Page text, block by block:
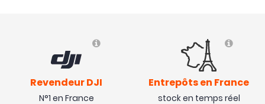
Revendeur DJI
N°1 en France
Entrepôts en France
stock en temps réel